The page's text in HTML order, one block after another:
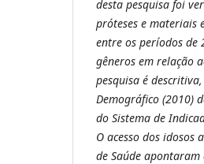
desta pesquisa foi
próteses e materiais
entre os períodos de
gêneros em relação
pesquisa é
Demográfico (2010)
do Sistema de
O acesso dos idosos
de Saúde